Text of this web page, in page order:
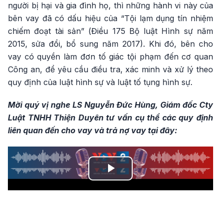
người bị hại và gia đình họ, thì những hành vi này của
bên vay đã có dấu hiệu của “Tội lạm dụng tín nhiệm
chiếm đoạt tài sản” (Điều 175 Bộ luật Hình sự năm
2015, sửa đổi, bổ sung năm 2017). Khi đó, bên cho
vay có quyền làm đơn tố giác tội phạm đến cơ quan
Công an, để yêu cầu điều tra, xác minh và xử lý theo
quy định của luật hình sự và luật tố tụng hình sự.
Mời quý vị nghe LS Nguyễn Đức Hùng, Giám đốc Cty
Luật TNHH Thiện Duyên tư vấn cụ thể các quy định
liên quan đến cho vay và trả nợ vay tại đây:
Play